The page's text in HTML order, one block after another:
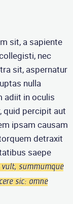
sit, a sapiente
nec
sit, aspernatur
nulla
adiit in oculis
quid percipit aut
ipsam causam
detraxit
saepe
summumque
sic: omne